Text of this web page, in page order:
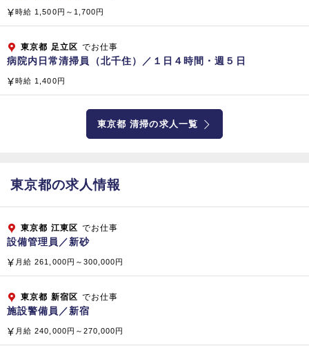
総合ビルメンテナンス（清掃管理・警備・設備管理）
プロパティマネジメント、ファシリティマネジメント
コンストラクト＆リフォーム（建物・設備・省エネ提案）
サニテーション（食品製造工場や病院の消毒殺菌）
不動産分譲および管理、水処理装置（開発・販売）
ＦＣ店舗運営、介護サービス業務（訪問看護、訪問介護、居宅
老人ホーム経営、医療関連経営コンサルティング（病院・クリ
【国内】 株式会社 ベスト・プロパティ
小倉興産 株式会社
株式会社 ラボテック
株式会社 ケアホテルマネジメント
株式会社 ビーエムエス
株式会社 クリーンテック
株式会社 テクノサービス
時給 1,500円～1,700円
東京都 足立区 でお仕事
病院内日常清掃員（北千住）／１日４時間・週５日
時給 1,400円
東京都 清掃の求人一覧
東京都の求人情報
東京都 江東区 でお仕事
設備管理員／新砂
月給 261,000円～300,000円
東京都 新宿区 でお仕事
施設警備員／新宿
月給 240,000円～270,000円